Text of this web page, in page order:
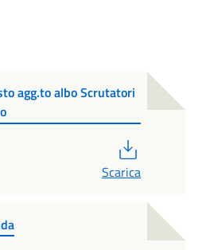
agg.to albo Scrutatori
Scarica